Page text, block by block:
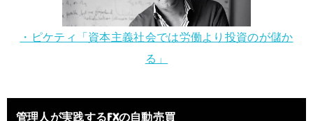
・ピケティ「資本主義社会では労働より投資のが儲か
る」
管理人が実践するFXの自動売買